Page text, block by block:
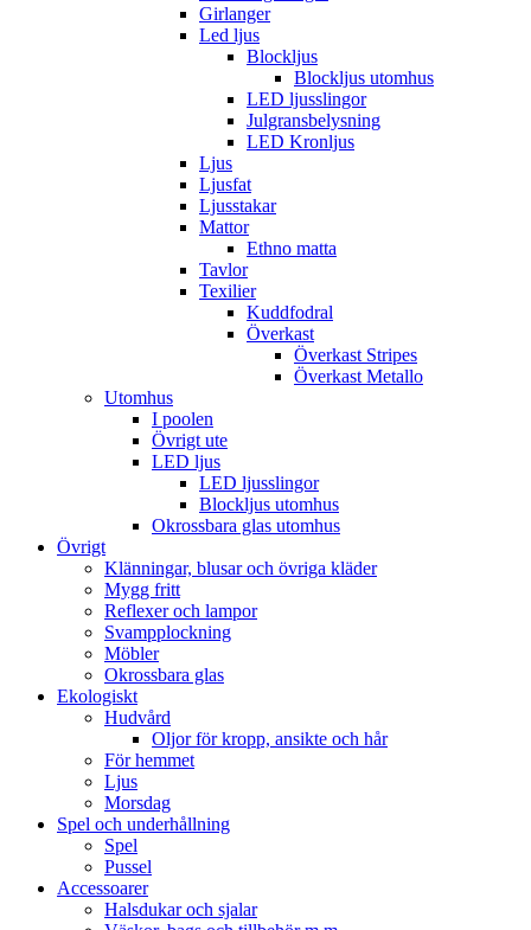
Girlanger
Led ljus
Blockljus
Blockljus utomhus
LED ljusslingor
Julgransbelysning
LED Kronljus
Ljus
Ljusfat
Ljusstakar
Mattor
Ethno matta
Tavlor
Texilier
Kuddfodral
Överkast
Överkast Stripes
Överkast Metallo
Utomhus
I poolen
Övrigt ute
LED ljus
LED ljusslingor
Blockljus utomhus
Okrossbara glas utomhus
Övrigt
Klänningar, blusar och övriga kläder
Mygg fritt
Reflexer och lampor
Svampplockning
Möbler
Okrossbara glas
Ekologiskt
Hudvård
Oljor för kropp, ansikte och hår
För hemmet
Ljus
Morsdag
Spel och underhållning
Spel
Pussel
Accessoarer
Halsdukar och sjalar